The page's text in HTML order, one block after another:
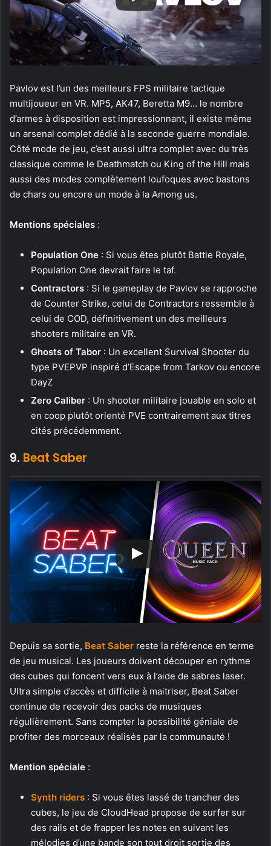
Pavlov est l’un des meilleurs FPS militaire tactique
multijoueur en VR. MP5, AK47, Beretta M9… le nombre
d’armes à disposition est impressionnant, il existe même
un arsenal complet dédié à la seconde guerre mondiale.
Côté mode de jeu, c’est aussi ultra complet avec du très
classique comme le Deathmatch ou King of the Hill mais
aussi des modes complètement loufoques avec bastons
de chars ou encore un mode à la Among us.
Mentions spéciales :
Population One : Si vous êtes plutôt Battle Royale,
Population One devrait faire le taf.
Contractors : Si le gameplay de Pavlov se rapproche
de Counter Strike, celui de Contractors ressemble à
celui de COD, définitivement un des meilleurs
shooters militaire en VR.
Ghosts of Tabor : Un excellent Survival Shooter du
type PVEPVP inspiré d’Escape from Tarkov ou encore
DayZ
Zero Caliber : Un shooter militaire jouable en solo et
en coop plutôt orienté PVE contrairement aux titres
cités précédemment.
9. Beat Saber
Depuis sa sortie, Beat Saber reste la référence en terme
de jeu musical. Les joueurs doivent découper en rythme
des cubes qui foncent vers eux à l’aide de sabres laser.
Ultra simple d’accès et difficile à maitriser, Beat Saber
continue de recevoir des packs de musiques
régulièrement. Sans compter la possibilité géniale de
profiter des morceaux réalisés par la communauté !
Mention spéciale :
Synth riders : Si vous êtes lassé de trancher des
cubes, le jeu de CloudHead propose de surfer sur
des rails et de frapper les notes en suivant les
mélodies d’une bande son tout droit sortie des